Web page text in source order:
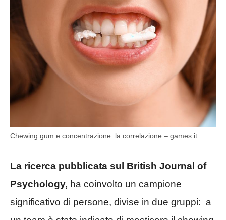
Chewing gum e concentrazione: la correlazione – games.it
La ricerca pubblicata sul British Journal of
Psychology, ha coinvolto un campione
significativo di persone, divise in due gruppi: a